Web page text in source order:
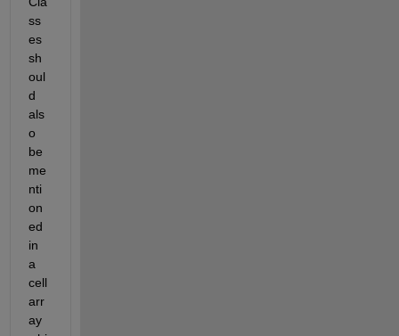
ss
es
sh
oul
d
als
o
be
me
nti
on
ed
in
a
cell
arr
ay